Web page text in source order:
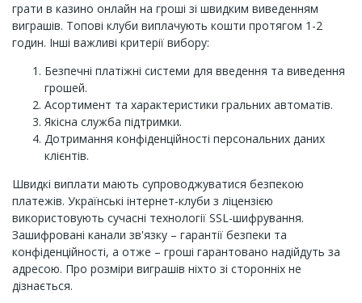
грати в казино онлайн на гроші зі швидким виведенням
виграшів. Топові клуби виплачують кошти протягом 1-2
годин. Інші важливі критерії вибору:
Безпечні платіжні системи для введення та виведення
грошей.
Асортимент та характеристики гральних автоматів.
Якісна служба підтримки.
Дотримання конфіденційності персональних даних
клієнтів.
Швидкі виплати мають супроводжуватися безпекою
платежів. Українські інтернет-клуби з ліцензією
використовують сучасні технології SSL-шифрування.
Зашифровані канали зв'язку – гарантії безпеки та
конфіденційності, а отже – гроші гарантовано надійдуть за
адресою. Про розміри виграшів ніхто зі сторонніх не
дізнається.